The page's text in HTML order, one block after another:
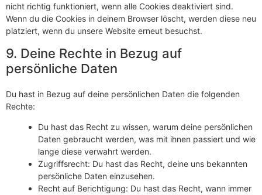
nicht richtig funktioniert, wenn alle Cookies deaktiviert sind.
Wenn du die Cookies in deinem Browser löscht, werden diese neu
platziert, wenn du unsere Website erneut besuchst.
9. Deine Rechte in Bezug auf
persönliche Daten
Du hast in Bezug auf deine persönlichen Daten die folgenden
Rechte:
Du hast das Recht zu wissen, warum deine persönlichen
Daten gebraucht werden, was mit ihnen passiert und wie
lange diese verwahrt werden.
Zugriffsrecht: Du hast das Recht, deine uns bekannten
persönliche Daten einzusehen.
Recht auf Berichtigung: Du hast das Recht, wann immer